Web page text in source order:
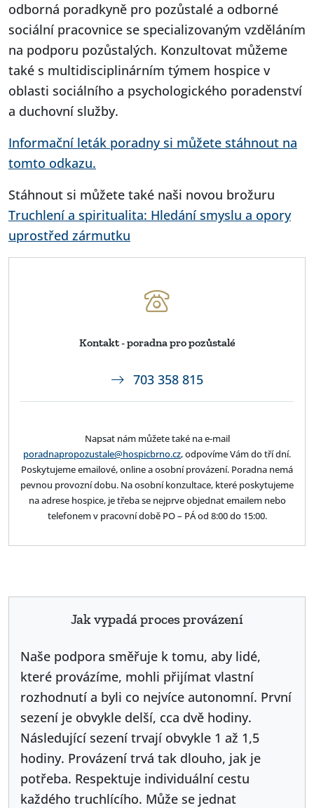
odborná poradkyně pro pozůstalé a odborné
sociální pracovnice se specializovaným vzděláním
na podporu pozůstalých. Konzultovat můžeme
také s multidisciplinárním týmem hospice v
oblasti sociálního a psychologického poradenství
a duchovní služby.
Informační leták poradny si můžete stáhnout na
tomto odkazu.
Stáhnout si můžete také naši novou brožuru
Truchlení a spiritualita: Hledání smyslu a opory
uprostřed zármutku
Kontakt - poradna pro pozůstalé
703 358 815
Napsat nám můžete také na e-mail
poradnapropozustale@hospicbrno.cz, odpovíme Vám do tří dní.
Poskytujeme emailové, online a osobní provázení. Poradna nemá
pevnou provozní dobu. Na osobní konzultace, které poskytujeme
na adrese hospice, je třeba se nejprve objednat emailem nebo
telefonem v pracovní době PO – PÁ od 8:00 do 15:00.
Jak vypadá proces provázení
Naše podpora směřuje k tomu, aby lidé,
které provázíme, mohli přijímat vlastní
rozhodnutí a byli co nejvíce autonomní. První
sezení je obvykle delší, cca dvě hodiny.
Následující sezení trvají obvykle 1 až 1,5
hodiny. Provázení trvá tak dlouho, jak je
potřeba. Respektuje individuální cestu
každého truchlícího. Může se jednat